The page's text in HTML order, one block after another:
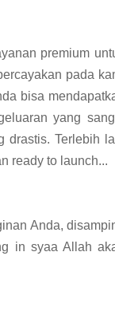
premium
pada
bisa
yang
drastis. Terlebih
ready to launch...
Anda,
in syaa Allah